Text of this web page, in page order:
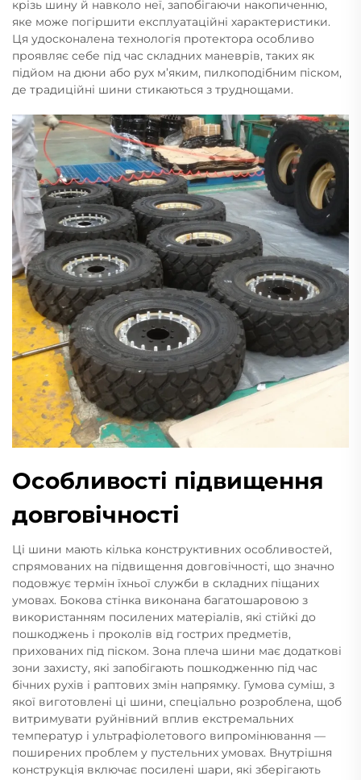
крізь шину й навколо неї, запобігаючи накопиченню,
яке може погіршити експлуатаційні характеристики.
Ця удосконалена технологія протектора особливо
проявляє себе під час складних маневрів, таких як
підйом на дюни або рух м’яким, пилкоподібним піском,
де традиційні шини стикаються з труднощами.
Особливості підвищення
довговічності
Ці шини мають кілька конструктивних особливостей,
спрямованих на підвищення довговічності, що значно
подовжує термін їхньої служби в складних піщаних
умовах. Бокова стінка виконана багатошаровою з
використанням посилених матеріалів, які стійкі до
пошкоджень і проколів від гострих предметів,
прихованих під піском. Зона плеча шини має додаткові
зони захисту, які запобігають пошкодженню під час
бічних рухів і раптових змін напрямку. Гумова суміш, з
якої виготовлені ці шини, спеціально розроблена, щоб
витримувати руйнівний вплив екстремальних
температур і ультрафіолетового випромінювання —
поширених проблем у пустельних умовах. Внутрішня
конструкція включає посилені шари, які зберігають